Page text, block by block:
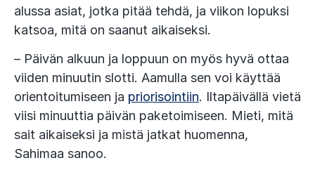
alussa asiat, jotka pitää tehdä, ja viikon lopuksi
katsoa, mitä on saanut aikaiseksi.
– Päivän alkuun ja loppuun on myös hyvä ottaa
viiden minuutin slotti. Aamulla sen voi käyttää
orientoitumiseen ja priorisointiin. Iltapäivällä vietä
viisi minuuttia päivän paketoimiseen. Mieti, mitä
sait aikaiseksi ja mistä jatkat huomenna,
Sahimaa sanoo.